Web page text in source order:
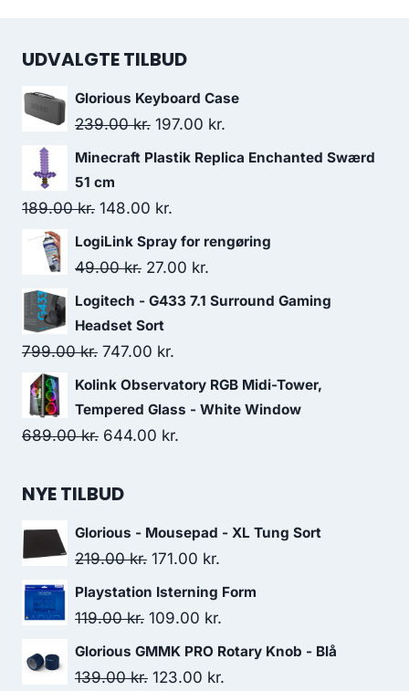
UDVALGTE TILBUD
Glorious Keyboard Case
239.00kr. Original
price
239.00 kr..
197.00 kr.
price
Minecraft Plastik Replica Enchanted Swærd
51 cm
189.00kr. Original
price
was:
148.00 kr.
price
is:
LogiLink Spray for rengøring
49.00kr. Original
price
was:
49.00 kr..
27.00 kr.
price
Logitech - G433 7.1 Surround Gaming
Headset Sort
799.00kr. Original
price
was:
799.00 kr..
747.00 kr.
price
is:
747.00 kr..
Kolink Observatory RGB Midi-Tower,
Tempered Glass - White Window
689.00kr. Original
was:
644.00 kr.
NYE TILBUD
Glorious - Mousepad - XL Tung Sort
219.00kr. Original
price
was:
171.00 kr.
price
Playstation Isterning Form
119.00kr. Original
price
was:
109.00 kr.
price
Glorious GMMK PRO Rotary Knob - Blå
139.00kr. Original
123.00 kr.